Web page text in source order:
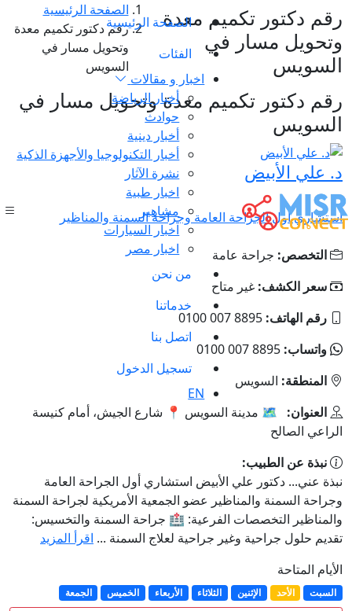
الصفحة الرئيسية
الفئات
اخبار و مقالات
أخبار الرياضة
حوادث
أخبار دينية
أخبار التكنولوجيا والأجهزة الذكية
نشرة الآثار
اخبار طبية
مشاهير
اخبار السيارات
اخبار مصر
من نحن
خدماتنا
اتصل بنا
تسجيل الدخول
EN
رقم دكتور تكميم معدة
وتحويل مسار في
السويس
الصفحة الرئيسية
رقم دكتور تكميم معدة
وتحويل مسار في
السويس
رقم دكتور تكميم معدة وتحويل مسار في
السويس
د. علي الأبيض
استشاري أول الجراحة العامة وجراحة السمنة والمناظير
التخصص: جراحة عامة
سعر الكشف: غير متاح
رقم الهاتف: ‎0100 007 8895
واتساب: ‎0100 007 8895
المنطقة: السويس
العنوان:
🗺 مدينة السويس 📍 شارع الجيش، أمام كنيسة
الراعي الصالح
نبذة عن الطبيب:
نبذة عني... دكتور علي الأبيض استشاري أول الجراحة العامة
وجراحة السمنة والمناظير عضو الجمعية الأمريكية لجراحة السمنة
والمناظير التخصصات الفرعية: 🏥 جراحة السمنة والتخسيس:
تقديم حلول جراحية وغير جراحية لعلاج السمنة ... اقرأ المزيد
الأيام المتاحة
السبت الأحد الإثنين الثلاثاء الأربعاء الخميس الجمعة